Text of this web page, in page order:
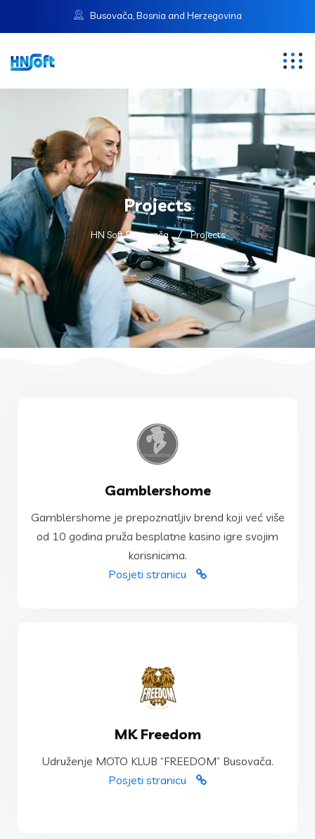
Busovača, Bosnia and Herzegovina
Projects
HN Soft Busovača Projects
Gamblershome
Gamblershome je prepoznatljiv brend koji već više
od 10 godina pruža besplatne kasino igre svojim
korisnicima.
Posjeti stranicu
Gamblershome
Gamblershome je prepoznatljiv brend koji već više
od 10 godina pruža besplatne kasino igre svojim
POSJETI STRANICU
MK Freedom
Udruženje MOTO KLUB “FREEDOM” Busovača.
Posjeti stranicu
MK Freedom
POSJETI STRANICU